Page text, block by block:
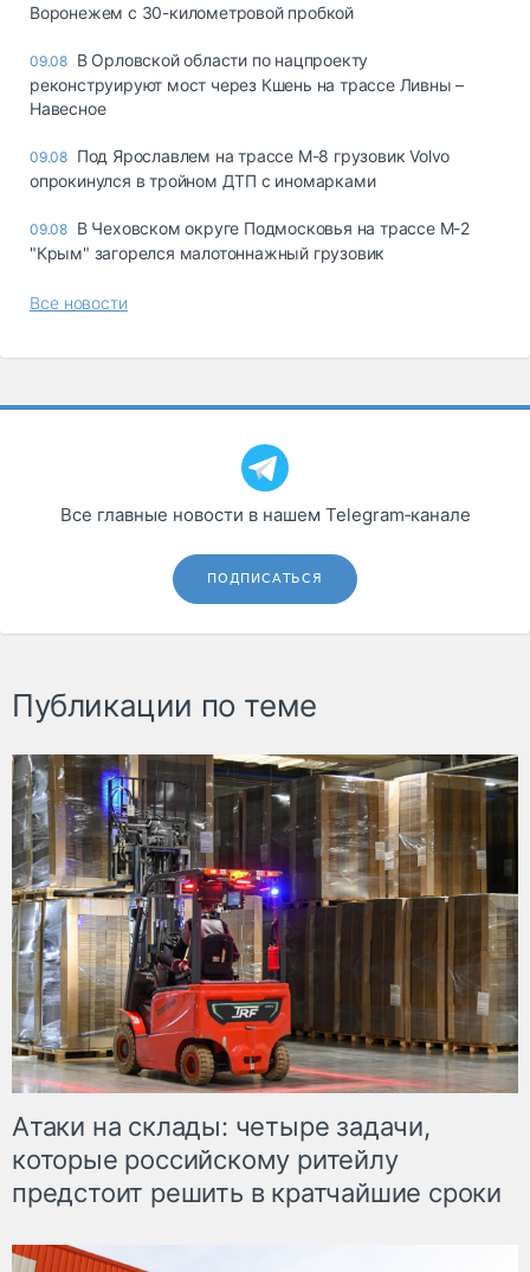
Воронежем с 30-километровой пробкой
09.08 В Орловской области по нацпроекту
реконструируют мост через Кшень на трассе Ливны –
Навесное
09.08 Под Ярославлем на трассе М-8 грузовик Volvo
опрокинулся в тройном ДТП с иномарками
09.08 В Чеховском округе Подмосковья на трассе М-2
"Крым" загорелся малотоннажный грузовик
Все новости
Все главные новости в нашем Telegram‑канале
ПОДПИСАТЬСЯ
Публикации по теме
Атаки на склады: четыре задачи,
которые российскому ритейлу
предстоит решить в кратчайшие сроки